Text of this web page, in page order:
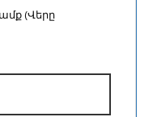
(Վերը